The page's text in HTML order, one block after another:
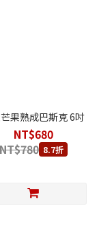
果熟成巴斯克 6吋
NT$680
NT$780 8.7折